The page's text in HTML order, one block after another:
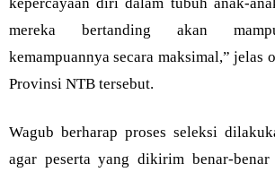
mereka bertanding akan
kemampuannya secara maksimal,” jelas
Provinsi NTB tersebut.
Wagub berharap proses seleksi
agar peserta yang dikirim benar-